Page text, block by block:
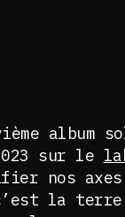
album
sur le
nos
la terre